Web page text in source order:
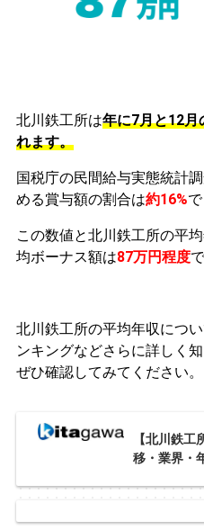
北川鉄工所は年に7月と12月
れます。
国税庁の民間給与実態統計
める賞与額の割合は約16%で
この数値と北川鉄工所の平
均ボーナス額は87万円程度
北川鉄工所の平均年収につ
ンキングなどさらに詳しく
ぜひ確認してみてください。
【北川鉄
移・業界・